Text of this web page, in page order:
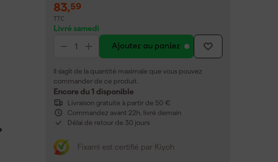
83,59
TTC
Livré samedi
Ajouter au panier
Il s'agit de la quantité maximale que vous pouvez
commander de ce produit.
Encore du 1 disponible
Livraison gratuite à partir de 50 €
Commandez avant 22h, livré demain
Délai de retour de 30 jours
Fixami est certifié par Kiyoh